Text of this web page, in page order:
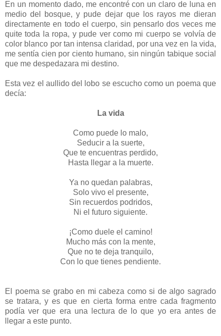
En un momento dado, me encontré con un claro de luna en
medio del bosque, y pude dejar que los rayos me dieran
directamente en todo el cuerpo, sin pensarlo dos veces me
quite toda la ropa, y pude ver como mi cuerpo se volvía de
color blanco por tan intensa claridad, por una vez en la vida,
me sentía cien por ciento humano, sin ningún tabique social
que me despedazara mi destino.
Esta vez el aullido del lobo se escucho como un poema que
decía:
La vida
Como puede lo malo,
Seducir a la suerte,
Que te encuentras perdido,
Hasta llegar a la muerte.
Ya no quedan palabras,
Solo vivo el presente,
Sin recuerdos podridos,
Ni el futuro siguiente.
¡Como duele el camino!
Mucho más con la mente,
Que no te deja tranquilo,
Con lo que tienes pendiente.
El poema se grabo en mi cabeza como si de algo sagrado
se tratara, y es que en cierta forma entre cada fragmento
podía ver que era una lectura de lo que yo era antes de
llegar a este punto.